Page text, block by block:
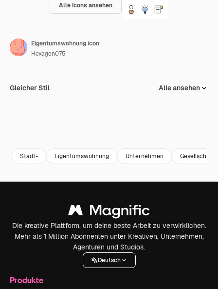
Alle Icons ansehen
Eigentumswohnung icon
Hexagon075
Gleicher Stil Alle ansehen
Stadt- Eigentumswohnung Unternehmen Gesellschaft
Die kreative Plattform, um deine beste Arbeit zu verwirklichen.
Mehr als 1 Million Abonnenten unter Kreativen, Unternehmen,
Agenturen und Studios.
Deutsch
Produkte